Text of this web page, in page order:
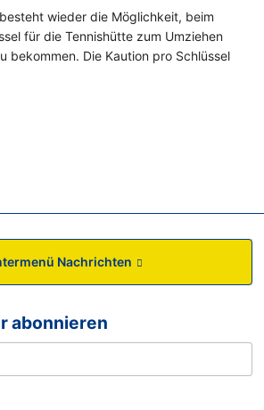
wieder die Möglichkeit, beim
für die Tennishütte zum Umziehen
bekommen. Die Kaution pro Schlüssel
Nachrichten
abonnieren